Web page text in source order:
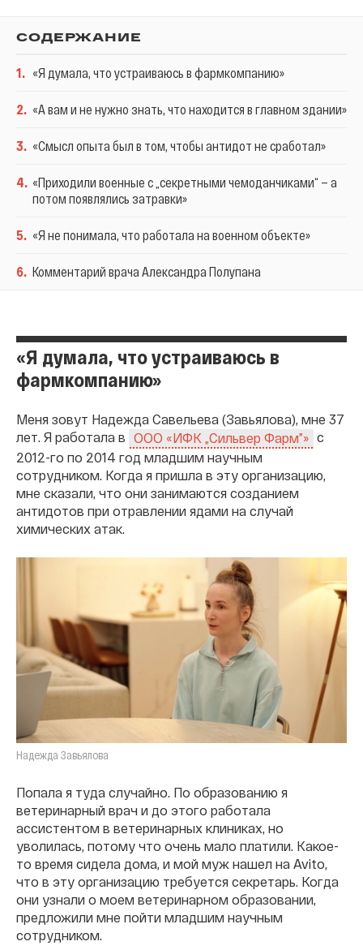
СОДЕРЖАНИЕ
1. «Я думала, что устраиваюсь в фармкомпанию»
2. «А вам и не нужно знать, что находится в главном здании»
3. «Смысл опыта был в том, чтобы антидот не сработал»
4. «Приходили военные с „секретными чемоданчиками“ — а
потом появлялись затравки»
5. «Я не понимала, что работала на военном объекте»
6. Комментарий врача Александра Полупана
«Я думала, что устраиваюсь в
фармкомпанию»
Меня зовут Надежда Савельева (Завьялова), мне 37
лет. Я работала в ООО «ИФК „Сильвер Фарм”» с
2012-го по 2014 год младшим научным
сотрудником. Когда я пришла в эту организацию,
мне сказали, что они занимаются созданием
антидотов при отравлении ядами на случай
химических атак.
Надежда Завьялова
Попала я туда случайно. По образованию я
ветеринарный врач и до этого работала
ассистентом в ветеринарных клиниках, но
уволилась, потому что очень мало платили. Какое-
то время сидела дома, и мой муж нашел на Avito,
что в эту организацию требуется секретарь. Когда
они узнали о моем ветеринарном образовании,
предложили мне пойти младшим научным
сотрудником.